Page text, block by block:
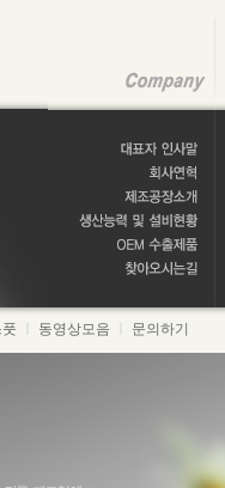
동영상모음 문의하기